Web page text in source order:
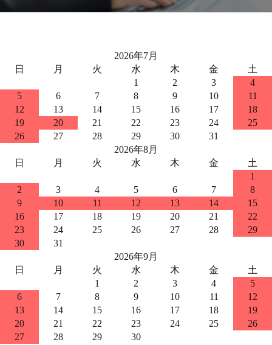
2026年7月
日
月 火 水 木 金
土
1
2 3
4
5
6 7 8 9 10
11
12
13 14 15 16 17
18
19
20 21 22 23 24
25
26
27 28 29 30
31
2026年8月
日
月 火 水 木 金
土
1
2
3 4 5 6 7
8
9
10 11 12 13 14
15
16
17 18 19 20 21
22
23
24 25 26 27 28
29
30
31
2026年9月
日
月 火 水 木 金
土
1
2 3 4
5
6
7 8 9 10 11
12
13
14 15 16 17 18
19
20
21 22 23 24 25
26
27
28 29 30